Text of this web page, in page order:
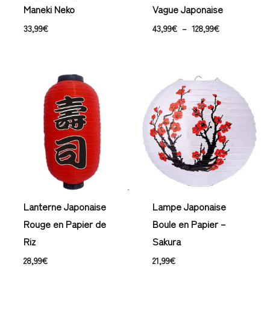
Maneki Neko
33,99€
Vague Japonaise
43,99€ – 128,99€
Lanterne Japonaise
Rouge en Papier de
Riz
28,99€
Lampe Japonaise
Boule en Papier –
Sakura
21,99€